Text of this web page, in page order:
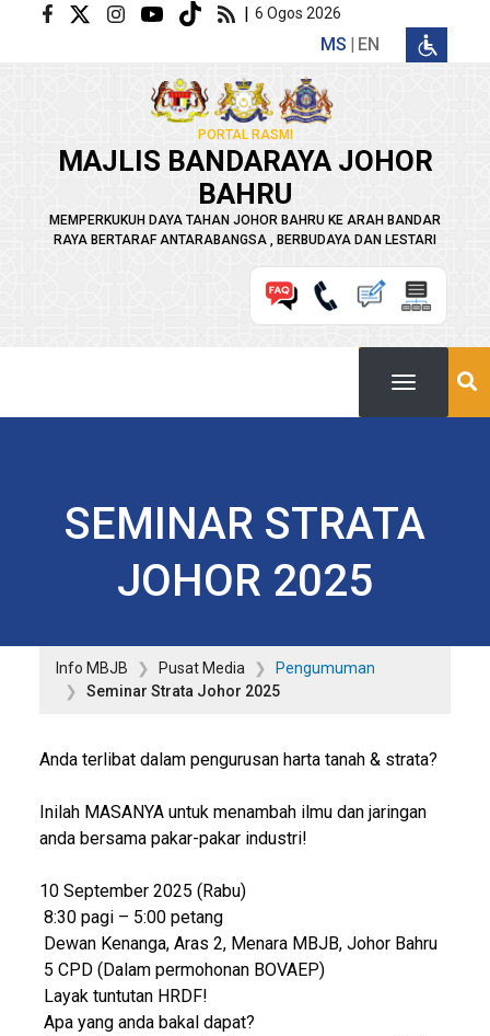
Langkau ke kandungan utama | 6 Ogos 2026
MS EN
PORTAL RASMI
MAJLIS BANDARAYA JOHOR
BAHRU
MEMPERKUKUH DAYA TAHAN JOHOR BAHRU KE ARAH BANDAR
RAYA BERTARAF ANTARABANGSA , BERBUDAYA DAN LESTARI
SEMINAR STRATA
JOHOR 2025
Info MBJB Pusat Media
Pengumuman
Seminar Strata Johor 2025
Anda terlibat dalam pengurusan harta tanah & strata?
Inilah MASANYA untuk menambah ilmu dan jaringan
anda bersama pakar-pakar industri!
10 September 2025 (Rabu)
8:30 pagi – 5:00 petang
Dewan Kenanga, Aras 2, Menara MBJB, Johor Bahru
5 CPD (Dalam permohonan BOVAEP)
Layak tuntutan HRDF!
Apa yang anda bakal dapat?